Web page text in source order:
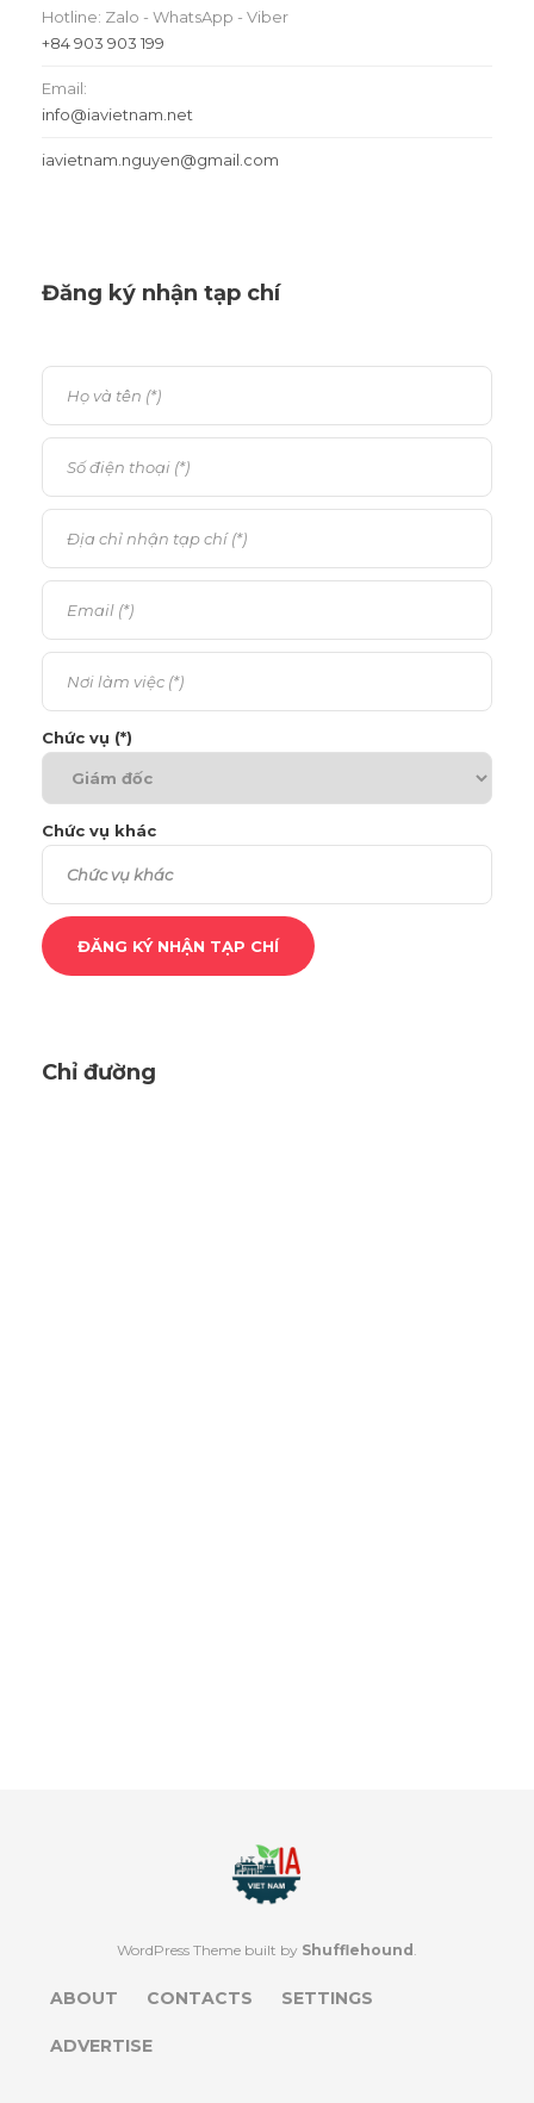
Hotline: Zalo - WhatsApp - Viber
+84 903 903 199
Email:
info@iavietnam.net
iavietnam.nguyen@gmail.com
Đăng ký nhận tạp chí
Chức vụ (*)
Chức vụ khác
Chỉ đường
WordPress Theme built by Shufflehound .
ABOUT CONTACTS SETTINGS
ADVERTISE